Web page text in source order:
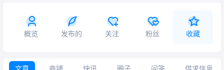
概览 发布的 关注 粉丝 收藏
文章 商铺 快讯 圈子 问答 供求信息